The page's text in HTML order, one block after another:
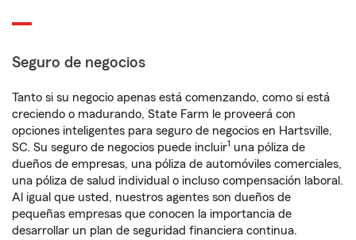
Seguro de negocios
Tanto si su negocio apenas está comenzando, como si está
creciendo o madurando, State Farm le proveerá con
opciones inteligentes para seguro de negocios en Hartsville,
SC. Su seguro de negocios puede incluir1 una póliza de
dueños de empresas, una póliza de automóviles comerciales,
una póliza de salud individual o incluso compensación laboral.
Al igual que usted, nuestros agentes son dueños de
pequeñas empresas que conocen la importancia de
desarrollar un plan de seguridad financiera continua.